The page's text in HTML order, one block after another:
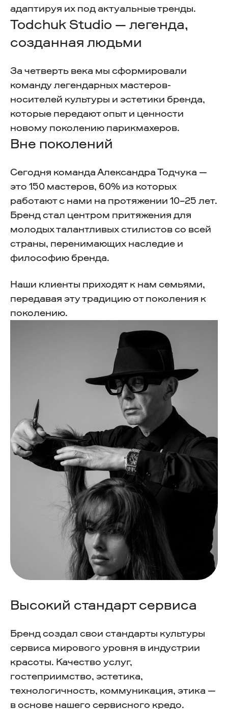
адаптируя их под актуальные тренды.
Todchuk Studio — легенда,
созданная людьми
За четверть века мы сформировали
команду легендарных мастеров-
носителей культуры и эстетики бренда,
которые передают опыт и ценности
новому поколению парикмахеров.
Вне поколений
Сегодня команда Александра Тодчука —
это 150 мастеров, 60% из которых
работают с нами на протяжении 10–25 лет.
Бренд стал центром притяжения для
молодых талантливых стилистов со всей
страны, перенимающих наследие и
философию бренда.
Наши клиенты приходят к нам семьями,
передавая эту традицию от поколения к
поколению.
Высокий стандарт сервиса
Бренд создал свои стандарты культуры
сервиса мирового уровня в индустрии
красоты. Качество услуг,
гостеприимство, эстетика,
технологичность, коммуникация, этика —
в основе нашего сервисного кредо.